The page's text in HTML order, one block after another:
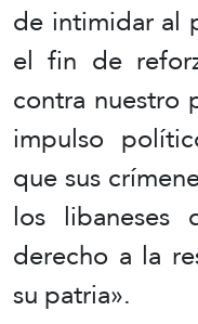
de intimidar al
el fin de
contra nuestro
impulso
que sus
los libaneses
derecho a la
su patria».